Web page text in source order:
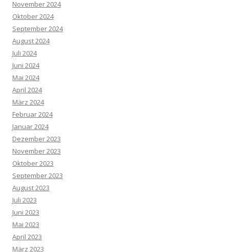
November 2024
Oktober 2024
September 2024
August 2024
Juli 2024
Juni 2024
Mai 2024
April 2024
März 2024
Februar 2024
Januar 2024
Dezember 2023
November 2023
Oktober 2023
September 2023
August 2023
Juli 2023
Juni 2023
Mai 2023
April 2023
März 2023